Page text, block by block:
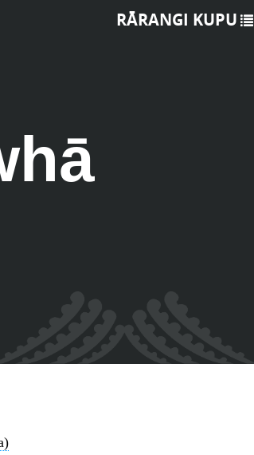
RĀRANGI KUPU